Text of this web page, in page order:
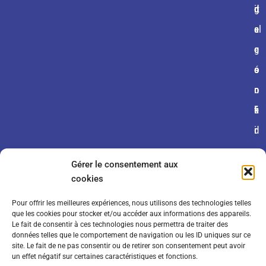
Gérer le consentement aux
cookies
Pour offrir les meilleures expériences, nous utilisons des technologies telles
que les cookies pour stocker et/ou accéder aux informations des appareils.
Le fait de consentir à ces technologies nous permettra de traiter des
données telles que le comportement de navigation ou les ID uniques sur ce
site. Le fait de ne pas consentir ou de retirer son consentement peut avoir
un effet négatif sur certaines caractéristiques et fonctions.
g
al
e
s
n
s
g
é
n
é
r
a
l
d
e
c
o
n
fi
d
e
n
d
e
c
o
o
k
i
e
s
it
e